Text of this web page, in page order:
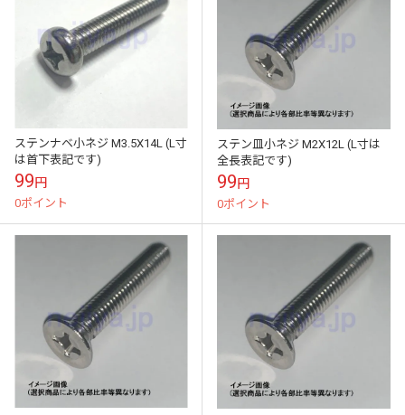
ステンナベ小ネジ M3.5X14L (L寸
は首下表記です)
99円
0ポイント
ステン皿小ネジ M2X12L (L寸は
全長表記です)
99円
0ポイント